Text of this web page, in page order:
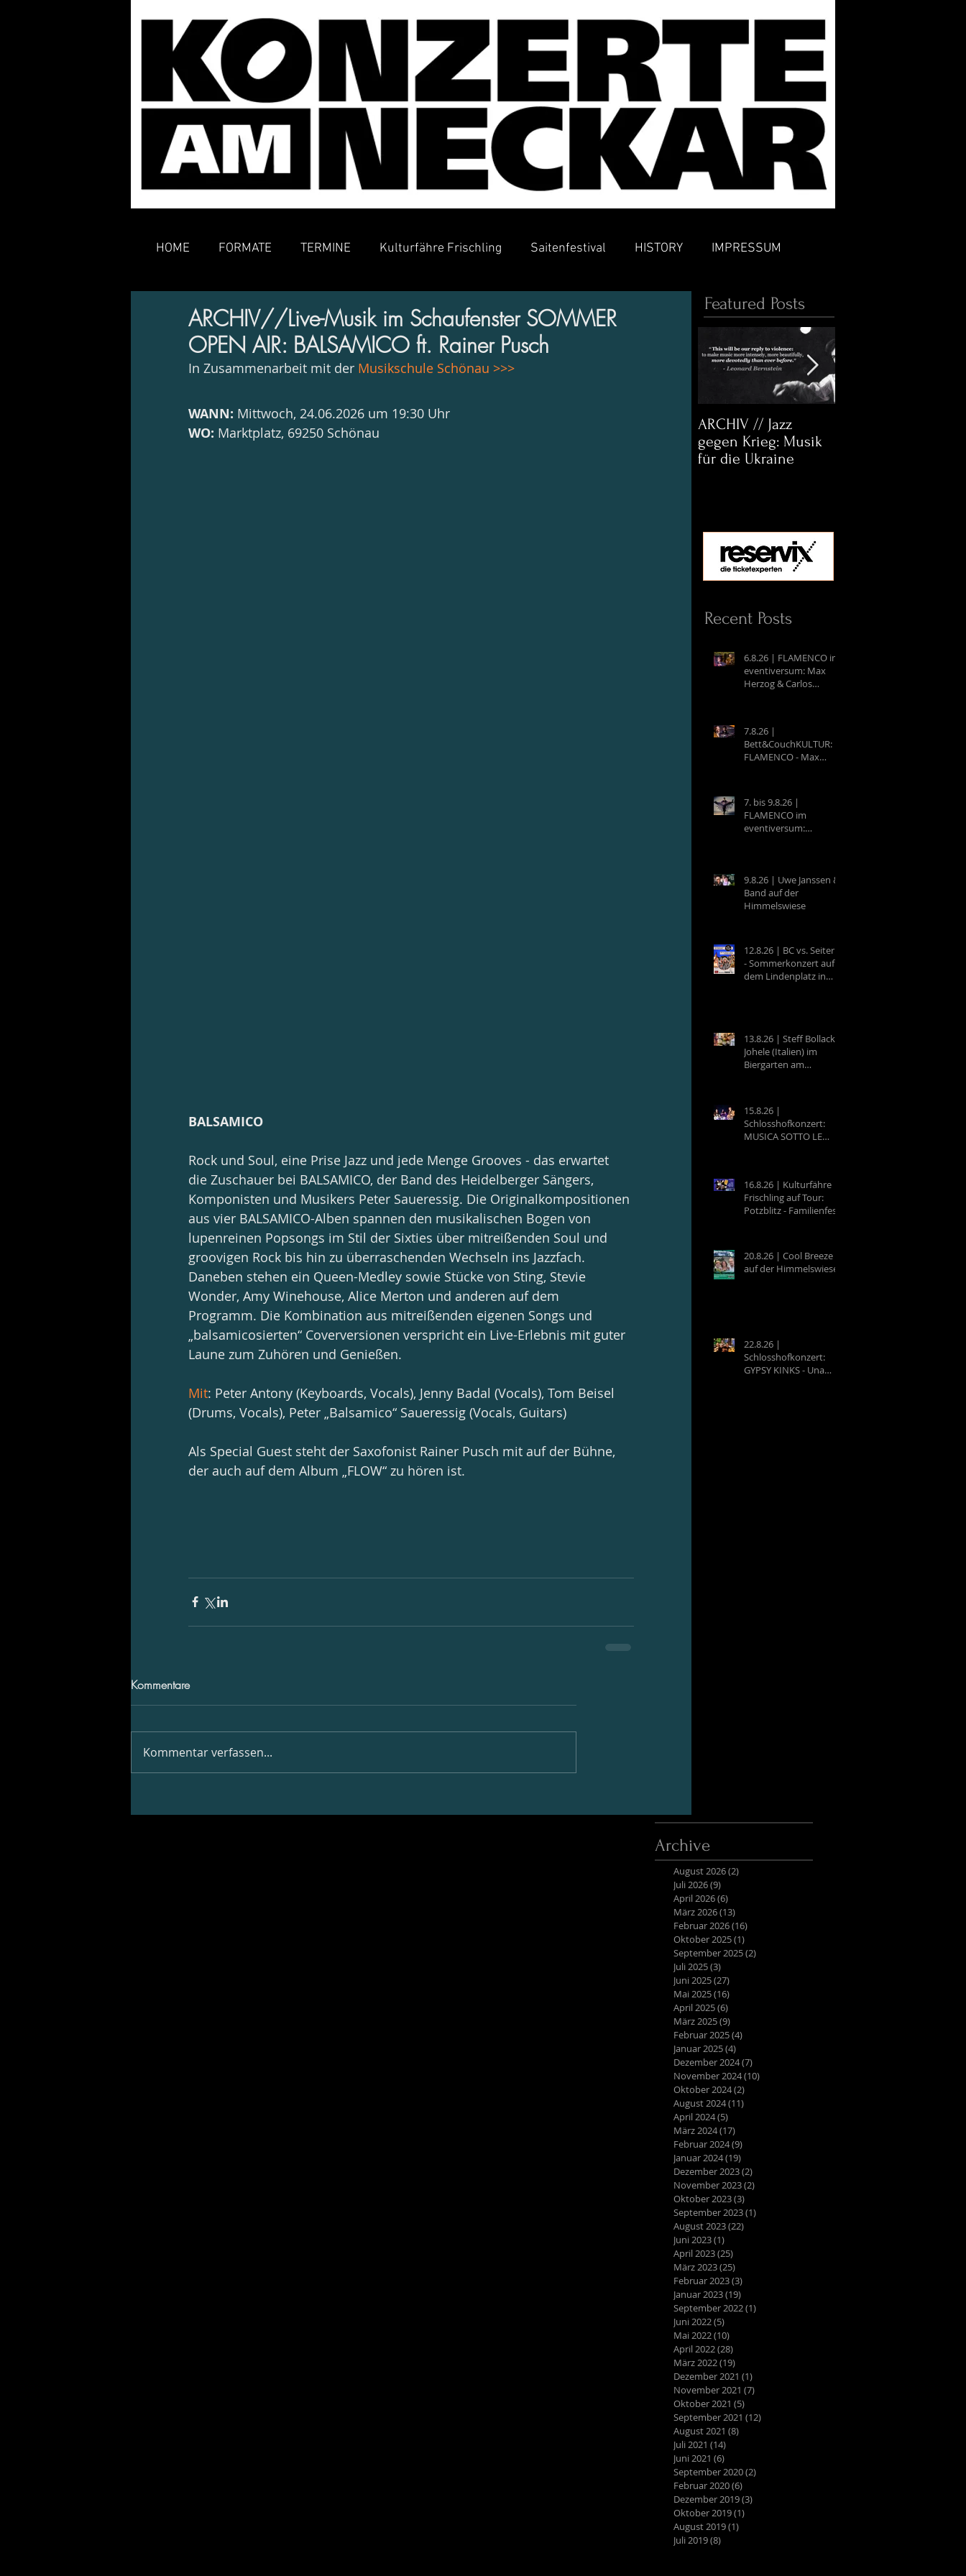
ARCHIV//Live-Musik im Schaufenster SOMMER
OPEN AIR: BALSAMICO ft. Rainer Pusch
In Zusammenarbeit mit der Musikschule Schönau >>>
WANN: Mittwoch, 24.06.2026 um 19:30 Uhr
WO: Marktplatz, 69250 Schönau
BALSAMICO
Rock und Soul, eine Prise Jazz und jede Menge Grooves - das erwartet
die Zuschauer bei BALSAMICO, der Band des Heidelberger Sängers,
Komponisten und Musikers Peter Saueressig. Die Originalkompositionen
aus vier BALSAMICO-Alben spannen den musikalischen Bogen von
lupenreinen Popsongs im Stil der Sixties über mitreißenden Soul und
groovigen Rock bis hin zu überraschenden Wechseln ins Jazzfach.
Daneben stehen ein Queen-Medley sowie Stücke von Sting, Stevie
Wonder, Amy Winehouse, Alice Merton und anderen auf dem
Programm. Die Kombination aus mitreißenden eigenen Songs und
„balsamicosierten“ Coverversionen verspricht ein Live-Erlebnis mit guter
Laune zum Zuhören und Genießen.
Mit: Peter Antony (Keyboards, Vocals), Jenny Badal (Vocals), Tom Beisel
(Drums, Vocals), Peter „Balsamico“ Saueressig (Vocals, Guitars)
Als Special Guest steht der Saxofonist Rainer Pusch mit auf der Bühne,
der auch auf dem Album „FLOW“ zu hören ist.
Kommentare
Kommentar verfassen...
Featured Posts
ARCHIV // Jazz
gegen Krieg: Musik
für die Ukraine
Recent Posts
6.8.26 | FLAMENCO im
eventiversum: Max
Herzog & Carlos
7.8.26 |
Bett&CouchKULTUR:
FLAMENCO - Max
(Mexico)
7. bis 9.8.26 |
FLAMENCO im
eventiversum:
Baile
9.8.26 | Uwe Janssen &
Band auf der
Himmelswiese
12.8.26 | BC vs. Seiterle
- Sommerkonzert auf
dem Lindenplatz in
13.8.26 | Steff Bollack &
Johele (Italien) im
Biergarten am
15.8.26 |
Schlosshofkonzert:
MUSICA SOTTO LE
16.8.26 | Kulturfähre
Frischling auf Tour:
Potzblitz - Familienfest
20.8.26 | Cool Breeze
auf der Himmelswiese
22.8.26 |
Schlosshofkonzert:
GYPSY KINKS - Una
Archive
August 2026(2)
Juli 2026(9)
April 2026(6)
März 2026(13)
Februar 2026(16)
Oktober 2025(1)
September 2025(2)
Juli 2025(3)
Juni 2025(27)
Mai 2025(16)
April 2025(6)
März 2025(9)
Februar 2025(4)
Januar 2025(4)
Dezember 2024(7)
November 2024(10)
Oktober 2024(2)
August 2024(11)
April 2024(5)
März 2024(17)
Februar 2024(9)
Januar 2024(19)
Dezember 2023(2)
November 2023(2)
Oktober 2023(3)
September 2023(1)
August 2023(22)
Juni 2023(1)
April 2023(25)
März 2023(25)
Februar 2023(3)
Januar 2023(19)
September 2022(1)
Juni 2022(5)
Mai 2022(10)
April 2022(28)
März 2022(19)
Dezember 2021 (1)
November 2021 (7)
Oktober 2021 (5)
September 2021 (12)
August 2021 (8)
Juli 2021 (14)
Juni 2021 (6)
September 2020(2)
Februar 2020(6)
Dezember 2019(3)
Oktober 2019(1)
August 2019(1)
Juli 2019(8)
HOME FORMATE TERMINE Kulturfähre Frischling Saitenfestival HISTORY IMPRESSUM